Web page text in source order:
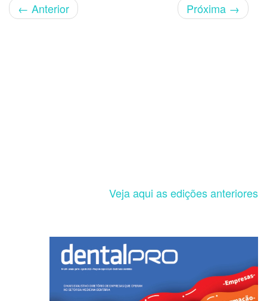
← Anterior Próxima →
Veja aqui as edições anteriores